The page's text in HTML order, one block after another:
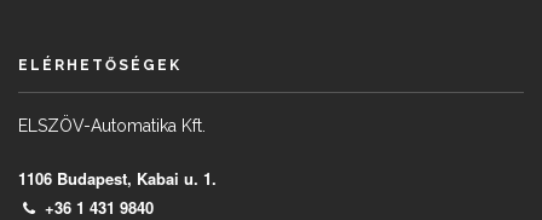
ELÉRHETŐSÉGEK
ELSZÖV-Automatika Kft.
1106 Budapest, Kabai u. 1.
+36 1 431 9840